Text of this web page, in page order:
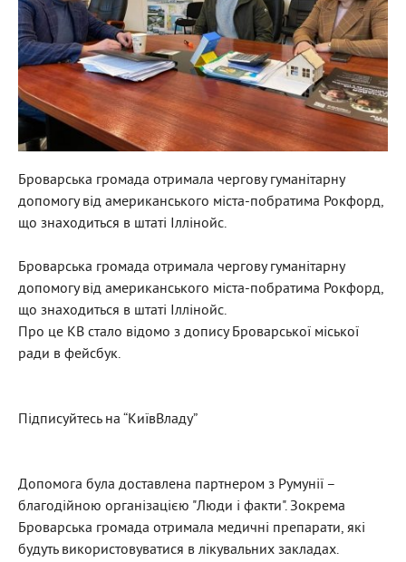
Броварська громада отримала чергову гуманітарну
допомогу від американського міста-побратима Рокфорд,
що знаходиться в штаті Іллінойс.
Броварська громада отримала чергову гуманітарну
допомогу від американського міста-побратима Рокфорд,
що знаходиться в штаті Іллінойс.
Про це KВ стало відомо з допису Броварської міської
ради в фейсбук.
Підписуйтесь на “КиївВладу”
Допомога була доставлена партнером з Румунії –
благодійною організацією "Люди і факти". Зокрема
Броварська громада отримала медичні препарати, які
будуть використовуватися в лікувальних закладах.